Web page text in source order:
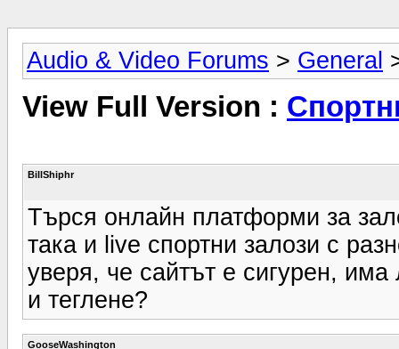
Audio & Video Forums > General
View Full Version :
BillShiphr
Търся онлайн платформи за
така и live спортни залози с
уверя, че сайтът е сигурен,
и теглене?
GooseWashington